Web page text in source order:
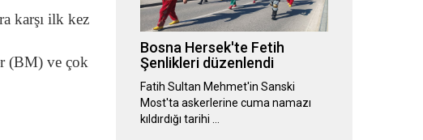
karşı ilk kez
(BM) ve çok
Bosna Hersek'te Fetih
Şenlikleri düzenlendi
Fatih Sultan Mehmet'in Sanski
Most'ta askerlerine cuma namazı
kıldırdığı tarihi …